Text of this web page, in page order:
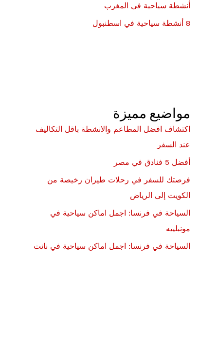
أنشطة سياحية في المغرب
8 أنشطة سياحية في اسطنبول
مواضيع مميزة
اكتشاف افضل المطاعم والانشطة باقل التكاليف
عند السفر
أفضل 5 فنادق في مصر
فرصتك للسفر في رحلات طيران رخيصة من
الكويت إلى الرياض
السياحة في فرنسا: اجمل اماكن سياحية في
مونبلييه
السياحة في فرنسا: اجمل اماكن سياحية في نانت